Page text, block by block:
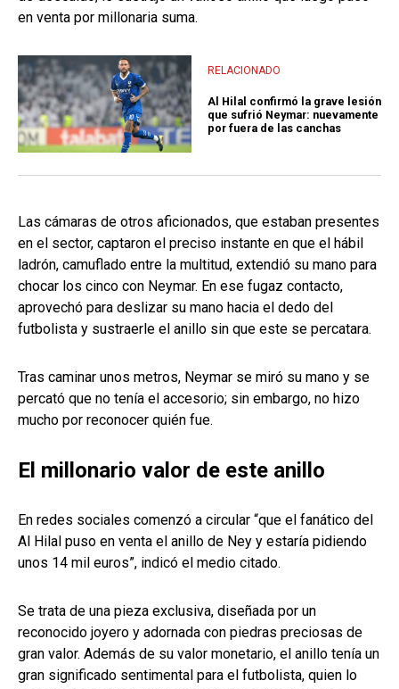
en venta por millonaria suma.
RELACIONADO
Al Hilal confirmó la grave lesión
que sufrió Neymar: nuevamente
por fuera de las canchas
Las cámaras de otros aficionados, que estaban presentes
en el sector, captaron el preciso instante en que el hábil
ladrón, camuflado entre la multitud, extendió su mano para
chocar los cinco con Neymar. En ese fugaz contacto,
aprovechó para deslizar su mano hacia el dedo del
futbolista y sustraerle el anillo sin que este se percatara.
Tras caminar unos metros, Neymar se miró su mano y se
percató que no tenía el accesorio; sin embargo, no hizo
mucho por reconocer quién fue.
El millonario valor de este anillo
En redes sociales comenzó a circular “que el fanático del
Al Hilal puso en venta el anillo de Ney y estaría pidiendo
unos 14 mil euros”, indicó el medio citado.
Se trata de una pieza exclusiva, diseñada por un
reconocido joyero y adornada con piedras preciosas de
gran valor. Además de su valor monetario, el anillo tenía un
gran significado sentimental para el futbolista, quien lo